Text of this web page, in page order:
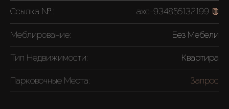
Ссылка №.: axc-934855132199
Меблирование: Без Мебели
Тип Недвижимости: Квартира
Парковочные Места: Запрос